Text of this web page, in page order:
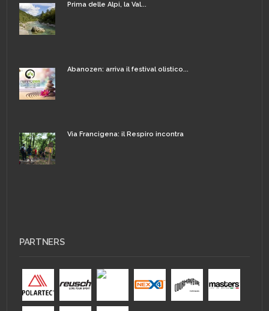
Prima delle Alpi, la Val...
Abanozen: arriva il festival olistico...
Via Francigena: il Respiro incontra
PARTNERS